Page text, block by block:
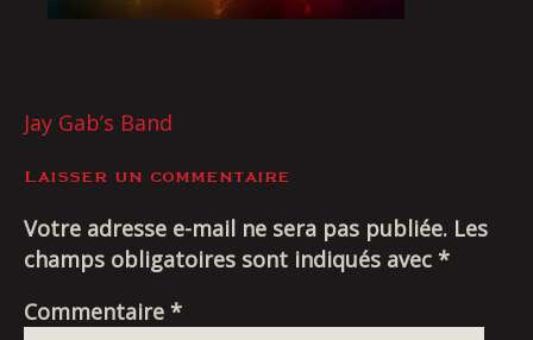
Livraison
NAVIGATION
DE
L’ARTICLE
Jay Gab’s Band
Laisser un commentaire
Votre adresse e-mail ne sera pas publiée. Les
champs obligatoires sont indiqués avec *
Commentaire *